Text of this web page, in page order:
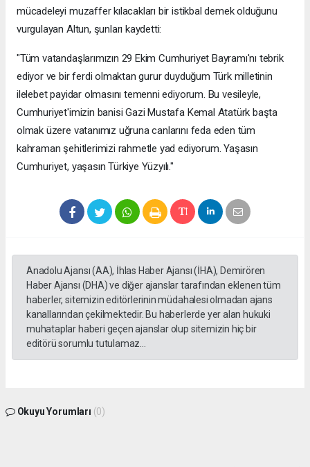
mücadeleyi muzaffer kılacakları bir istikbal demek olduğunu
vurgulayan Altun, şunları kaydetti:
"Tüm vatandaşlarımızın 29 Ekim Cumhuriyet Bayramı'nı tebrik
ediyor ve bir ferdi olmaktan gurur duyduğum Türk milletinin
ilelebet payidar olmasını temenni ediyorum. Bu vesileyle,
Cumhuriyet'imizin banisi Gazi Mustafa Kemal Atatürk başta
olmak üzere vatanımız uğruna canlarını feda eden tüm
kahraman şehitlerimizi rahmetle yad ediyorum. Yaşasın
Cumhuriyet, yaşasın Türkiye Yüzyılı."
Anadolu Ajansı (AA), İhlas Haber Ajansı (İHA), Demirören
Haber Ajansı (DHA) ve diğer ajanslar tarafından eklenen tüm
haberler, sitemizin editörlerinin müdahalesi olmadan ajans
kanallarından çekilmektedir. Bu haberlerde yer alan hukuki
muhataplar haberi geçen ajanslar olup sitemizin hiç bir
editörü sorumlu tutulamaz...
Okuyu Yorumları (0)